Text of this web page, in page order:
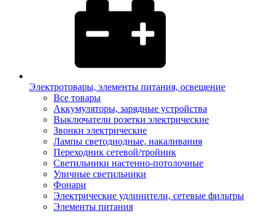
Электротовары, элементы питания, освещение
Все товары
Аккумуляторы, зарядные устройства
Выключатели розетки электрические
Звонки электрические
Лампы светодиодные, накаливания
Переходник сетевой/тройник
Светильники настенно-потолочные
Уличные светильники
Фонари
Электрические удлинители, сетевые фильтры
Элементы питания